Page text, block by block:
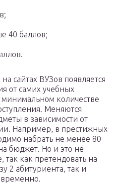
40 баллов;
сайтах ВУЗов появляется
от самих учебных
количестве
Меняются
в зависимости от
Например, в престижных
набрать не менее 80
бюджет. Но и это не
так как претендовать на
2 абитуриента, так и